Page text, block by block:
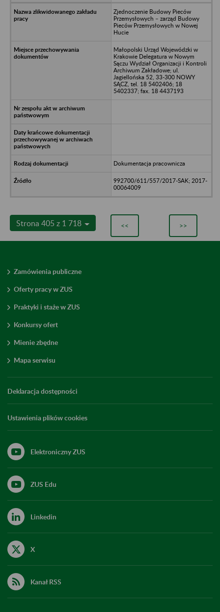
Zjednoczenie Budowy Pieców
Przemysłowych – zarząd Budowy
Pieców Przemysłowych w Nowej
Hucie
Małopolski Urząd Wojewódzki w
Krakowie Delegatura w Nowym
Sączu Wydział Organizacji i Kontroli
Archiwum Zakładowe; ul.
Jagiellońska 52, 33-300 NOWY
SĄCZ, tel. 18 5402406; 18
5402337; fax. 18 4437193
Dokumentacja pracownicza
992700/611/557/2017-SAK; 2017-
00064009
Strona 405 z 1 718 << >>
Zamówienia publiczne
Oferty pracy w ZUS
Praktyki i staże w ZUS
Konkursy ofert
Mienie zbędne
Mapa serwisu
Deklaracja dostępności
Ustawienia plików cookies
Elektroniczny ZUS
ZUS Edu
Linkedin
X
Kanał RSS